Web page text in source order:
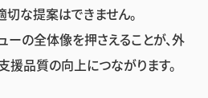
な提案はできません。
ーの全体像を押さえることが、外
援品質の向上につながります。